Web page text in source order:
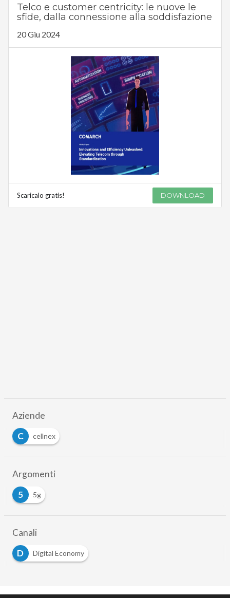
Telco e customer centricity: le nuove le
sfide, dalla connessione alla soddisfazione
20 Giu 2024
Scaricalo gratis! DOWNLOAD
Aziende
C
cellnex
Argomenti
5
5g
Canali
D
Digital Economy